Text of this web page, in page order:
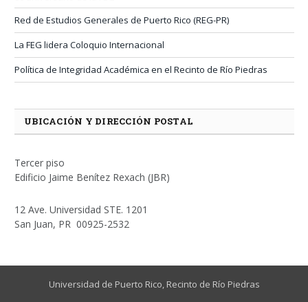
Red de Estudios Generales de Puerto Rico (REG-PR)
La FEG lidera Coloquio Internacional
Política de Integridad Académica en el Recinto de Río Piedras
UBICACIÓN Y DIRECCIÓN POSTAL
Tercer piso
Edificio Jaime Benítez Rexach (JBR)
12 Ave. Universidad STE. 1201
San Juan, PR 00925-2532
Universidad de Puerto Rico, Recinto de Río Piedras